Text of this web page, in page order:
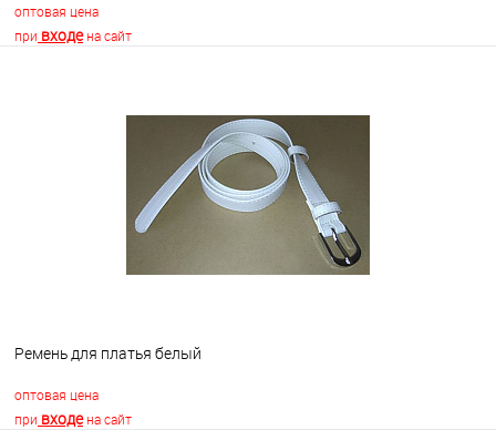
оптовая цена
при входена сайт
Недоступно
Ремень для платья белый
оптовая цена
при входена сайт